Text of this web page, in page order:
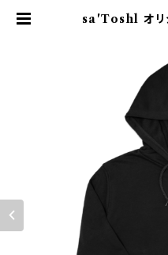
sa'Toshl オリ